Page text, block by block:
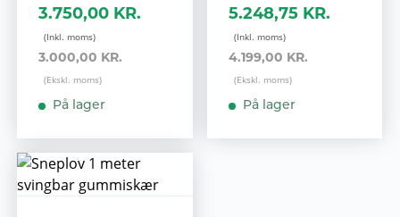
3.750,00 KR.
3.000,00 KR.
På lager
5.248,75 KR.
4.199,00 KR.
På lager